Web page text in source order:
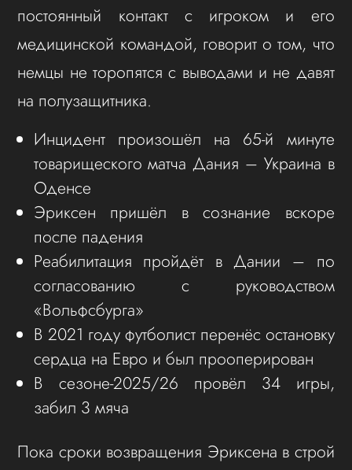
постоянный контакт с игроком и его
медицинской командой, говорит о том, что
немцы не торопятся с выводами и не давят
на полузащитника.
Инцидент произошёл на 65-й минуте
товарищеского матча Дания – Украина в
Оденсе
Эриксен пришёл в сознание вскоре
после падения
Реабилитация пройдёт в Дании – по
согласованию с руководством
«Вольфсбурга»
В 2021 году футболист перенёс остановку
сердца на Евро и был прооперирован
В сезоне-2025/26 провёл 34 игры,
забил 3 мяча
Пока сроки возвращения Эриксена в строй